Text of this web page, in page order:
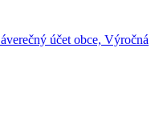
účet obce, Výročná